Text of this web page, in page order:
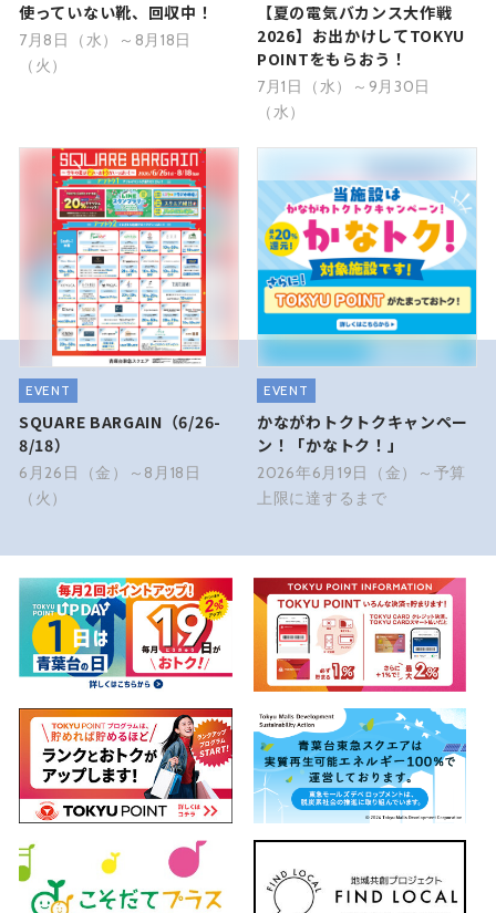
使っていない靴、回収中！
7月8日（水）～8月18日
（火）
【夏の電気バカンス大作戦
2026】お出かけしてTOKYU
POINTをもらおう！
7月1日（水）～9月30日
（水）
EVENT
SQUARE BARGAIN（6/26-
8/18）
6月26日（金）～8月18日
（火）
EVENT
かながわトクトクキャンペー
ン！「かなトク！」
2026年6月19日（金）～予算
上限に達するまで